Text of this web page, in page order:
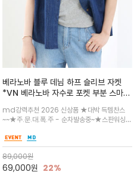
베라노바 블루 데님 하프 슬리브 자켓
*VN 베라노바 자수로 포켓 부분 스마일
살려서 워싱하여서 반팔 자켓으로 더없
이 좋은 아이템 / 청청룩으로 코디하셔
도 좋고
md강력추천 2026 신상품 ★대박 득템찬스
~~★주.문.대.폭.주 - 순차발송중~★스판워싱
실루엣과 자연스럽게 떨어지는 핏으로 단독으로
입어도 좋고 나시나 반팔위에 걸쳐주는것만으로
스타일 나며 반바지와 코디굿
89,000원
69,000원 22%